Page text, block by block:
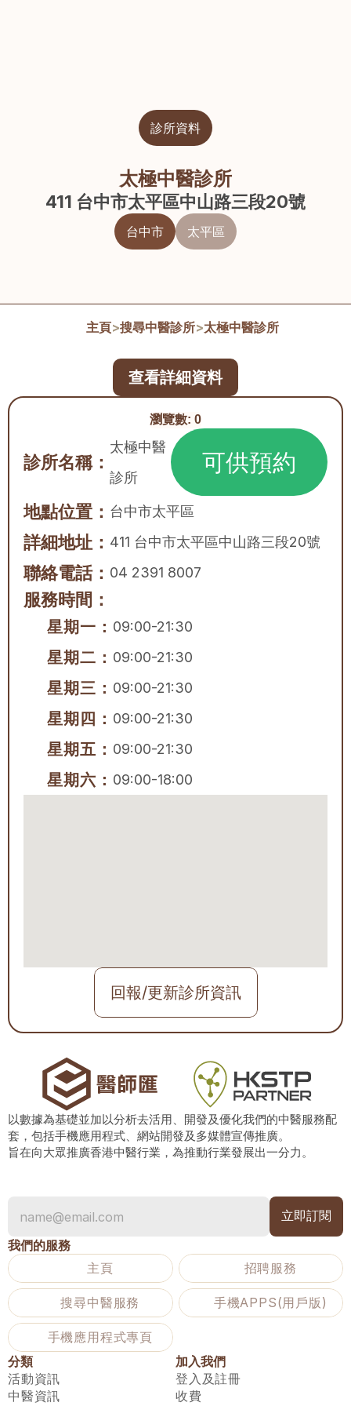
診所資料
太極中醫診所
411 台中市太平區中山路三段20號
台中市 太平區
主頁>搜尋中醫診所>太極中醫診所
瀏覽數: 0
診所名稱：
太極中醫
診所
可供預約
地點位置： 台中市太平區
詳細地址： 411 台中市太平區中山路三段20號
聯絡電話： 04 2391 8007
服務時間：
星期一： 09:00-21:30
星期二： 09:00-21:30
星期三： 09:00-21:30
星期四： 09:00-21:30
星期五： 09:00-21:30
星期六： 09:00-18:00
回報/更新診所資訊
查看詳細資料
以數據為基礎並加以分析去活用、開發及優化我們的中醫服務配
套，包括手機應用程式、網站開發及多媒體宣傳推廣。
旨在向大眾推廣香港中醫行業，為推動行業發展出一分力。
我們的服務
主頁
招聘服務
搜尋中醫服務 手機APPS(用戶版)
手機應用程式專頁
分類
活動資訊
中醫資訊
加入我們
登入及註冊
收費